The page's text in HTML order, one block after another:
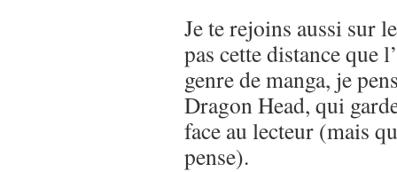
Je te rejoins aussi sur
pas cette distance que
genre de manga, je
Dragon Head, qui
face au lecteur (mais
pense).